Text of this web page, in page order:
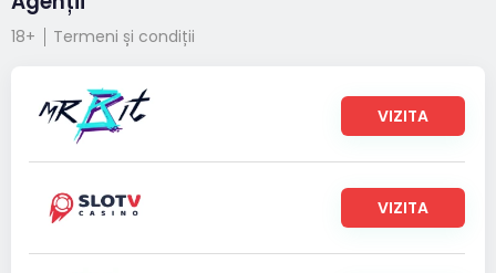
18+ Termeni și condiții
VIZITA
VIZITA